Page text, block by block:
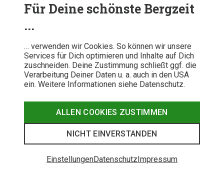
Für Deine schönste Bergzeit
...
… verwenden wir Cookies. So können wir unsere
Services für Dich optimieren und Inhalte auf Dich
zuschneiden. Deine Zustimmung schließt ggf. die
Verarbeitung Deiner Daten u. a. auch in den USA
ein. Weitere Informationen siehe Datenschutz.
ALLEN COOKIES ZUSTIMMEN
NICHT EINVERSTANDEN
EinstellungenDatenschutzImpressum
Veronika Leikam
Ihre Leidenschaft für die Berge hat Veronika im Zuge eines
Wohnortwechsels ins Allgäu entdeckt. Mittlerweile lebt sie zwar
nicht mehr direkt am Fuße der Nagelfluhkette, Bergnähe ist bei
ihr seitdem aber Pflicht. Kein Wunder, dass sie ihren Hobbies –
dem Bergsteigen, Laufen, Trailrunning, Schwimmen und Yoga –
Mehr Beiträge von Veronika Leikam